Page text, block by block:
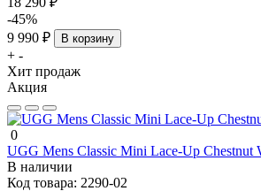
-45%
9 990 ₽
В корзину
+ -
Хит продаж
Акция
0
UGG Mens Classic Mini Lace-Up Chestnut
В наличии
Код товара: 2290-02